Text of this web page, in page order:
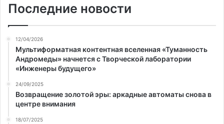
Последние новости
12/04/2026
Мультиформатная контентная вселенная «Туманность
Андромеды» начнется с Творческой лаборатории
«Инженеры будущего»
24/09/2025
Возвращение золотой эры: аркадные автоматы снова в
центре внимания
18/07/2025